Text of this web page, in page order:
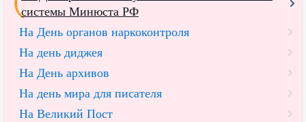
системы Минюста РФ
На День органов наркоконтроля
На день диджея
На День архивов
На день мира для писателя
На Великий Пост